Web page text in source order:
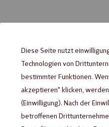
Diese Seite nutzt
Technologien von
bestimmter Funktionen.
akzeptieren" klicken,
(Einwilligung). Nach der
betroffenen